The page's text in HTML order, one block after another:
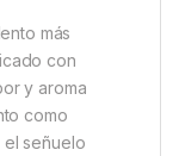
más
con
y aroma
como
el señuelo